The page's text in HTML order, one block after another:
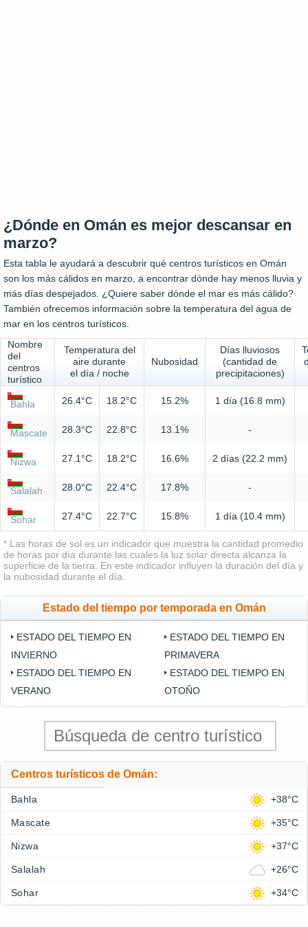
¿Dónde en Omán es mejor descansar en
marzo?
Esta tabla le ayudará a descubrir qué centros turísticos en Omán
son los más cálidos en marzo, a encontrar dónde hay menos lluvia y
más días despejados. ¿Quiere saber dónde el mar es más cálido?
También ofrecemos información sobre la temperatura del agua de
mar en los centros turísticos.
Nombre
del
centros
turístico
Temperatura del
aire durante
el día / noche
Nubosidad
Días lluviosos
(cantidad de
precipitaciones)
Bahla 26.4°C 18.2°C 15.2% 1 día (16.8 mm)
Mascate 28.3°C 22.8°C 13.1% -
Nizwa 27.1°C 18.2°C 16.6% 2 días (22.2 mm)
Salalah 28.0°C 22.4°C 17.8% -
Sohar 27.4°C 22.7°C 15.8% 1 día (10.4 mm)
* Las horas de sol es un indicador que muestra la cantidad promedio
de horas por día durante las cuales la luz solar directa alcanza la
superficie de la tierra. En este indicador influyen la duración del día y
la nubosidad durante el día.
Estado del tiempo por temporada en Omán
ESTADO DEL TIEMPO EN
INVIERNO
ESTADO DEL TIEMPO EN
PRIMAVERA
ESTADO DEL TIEMPO EN
VERANO
ESTADO DEL TIEMPO EN
OTOÑO
Centros turísticos de Omán:
Bahla +38°C
Mascate +35°C
Nizwa +37°C
Salalah +26°C
Sohar +34°C